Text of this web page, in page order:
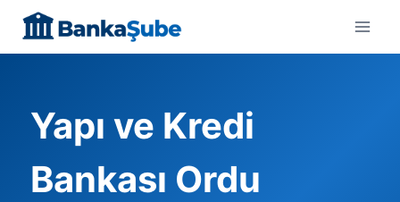
content
Yapı ve Kredi
Bankası Ordu